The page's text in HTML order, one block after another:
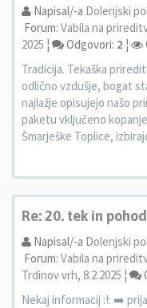
Napisal/-a Dolenjski
Forum: Vabila na
2025 ¦ Odgovori: 2 ¦
Tradicija. Tekaška
odlično vzdušje, bogat
najlažje opisujejo našo
paketu vključeno
Šmarješke Toplice,
Re: 20. tek in
Napisal/-a Dolenjski
Forum: Vabila na
Trdinov vrh, 8.2.2025 ¦
Nekaj informacij :!: ➡️